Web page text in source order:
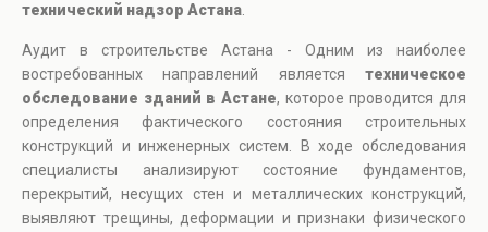
технический надзор Астана
Аудит в строительстве Астана - Одним из наиболее
востребованных направлений является техническое
обследование зданий в Астане, которое проводится для
определения фактического состояния строительных
конструкций и инженерных систем. В ходе обследования
специалисты анализируют состояние фундаментов,
перекрытий, несущих стен и металлических конструкций,
выявляют трещины, деформации и признаки физического